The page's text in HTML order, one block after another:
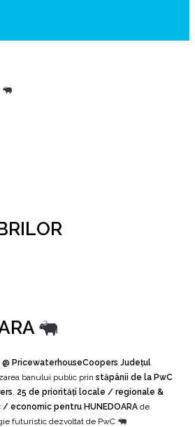
@ PricewaterhouseCoopers Județul
banului public prin stăpânii de la PwC
25 de priorități locale / regionale &
economic pentru HUNEDOARA de
futuristic dezvoltat de PwC